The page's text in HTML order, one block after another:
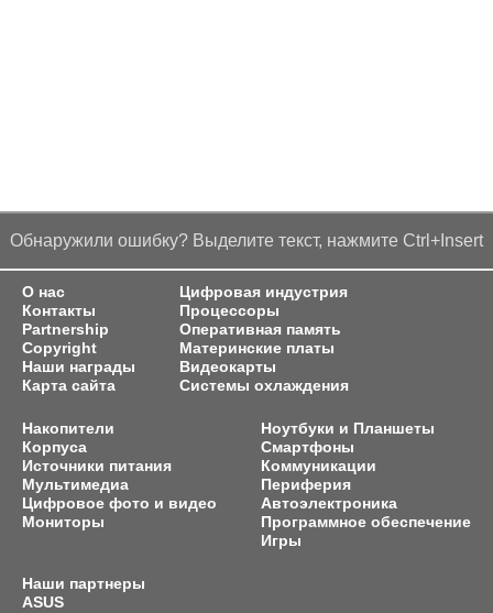
Обнаружили ошибку? Выделите текст, нажмите Ctrl+Insert
О нас
Контакты
Partnership
Copyright
Наши награды
Карта сайта
Цифровая индустрия
Процессоры
Оперативная память
Материнские платы
Видеокарты
Системы охлаждения
Накопители
Корпуса
Источники питания
Мультимедиа
Цифровое фото и видео
Мониторы
Ноутбуки и Планшеты
Смартфоны
Коммуникации
Периферия
Автоэлектроника
Программное обеспечение
Игры
Наши партнеры
ASUS